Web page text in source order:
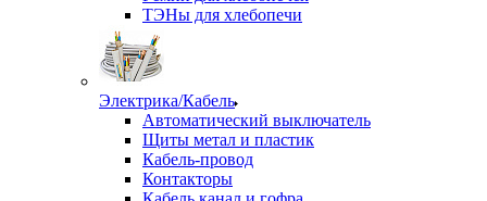
ТЭНы для хлебопечи
Электрика/Кабель
Автоматический выключатель
Щиты метал и пластик
Кабель-провод
Контакторы